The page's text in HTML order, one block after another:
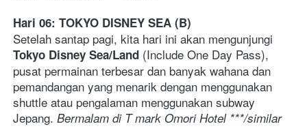
Hari 06: TOKYO DISNEY SEA (B)
Tokyo Disney Sea/Land (Include One Day Pass),
pusat permainan terbesar dan banyak wahana dan
pemandangan yang menarik dengan menggunakan
shuttle atau pengalaman menggunakan subway
Jepang. Bermalam di T mark Omori Hotel ***/similar